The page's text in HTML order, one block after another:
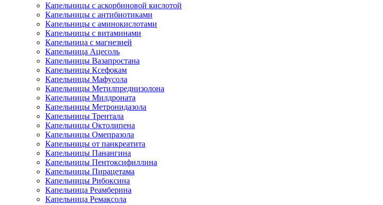
Капельницы с аскорбиновой кислотой
Капельницы с антибиотиками
Капельницы с аминокислотами
Капельницы с витаминами
Капельница с магнезией
Капельница Ацесоль
Капельницы Вазапростана
Капельницы Ксефокам
Капельницы Мафусола
Капельницы Метилпреднизолона
Капельницы Милдроната
Капельницы Метронидазола
Капельницы Трентала
Капельницы Октолипена
Капельницы Омепразола
Капельницы от панкреатита
Капельницы Панангина
Капельницы Пентоксифиллина
Капельницы Пирацетама
Капельницы Рибоксина
Капельница Реамберина
Капельница Ремаксола